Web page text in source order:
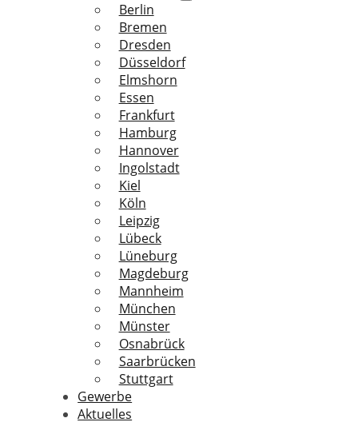
Berlin
Bremen
Dresden
Düsseldorf
Elmshorn
Essen
Frankfurt
Hamburg
Hannover
Ingolstadt
Kiel
Köln
Leipzig
Lübeck
Lüneburg
Magdeburg
Mannheim
München
Münster
Osnabrück
Saarbrücken
Stuttgart
Gewerbe
Aktuelles